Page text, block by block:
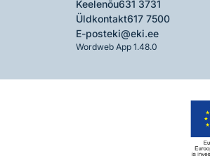
Keelenõu631 3731
Üldkontakt617 7500
E-posteki@eki.ee
Wordweb App 1.48.0